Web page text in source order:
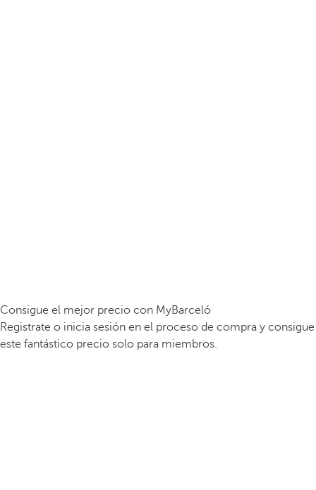
Consigue el mejor precio con MyBarceló
Registrate o inicia sesión en el proceso de compra y consigue
este fantástico precio solo para miembros.